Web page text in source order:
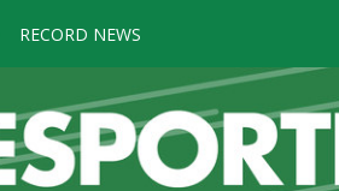
RECORD NEWS